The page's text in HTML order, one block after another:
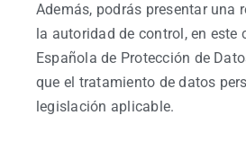
Además, podrás presentar una
la autoridad de control, en este
Española de Protección de
que el tratamiento de datos
legislación aplicable.